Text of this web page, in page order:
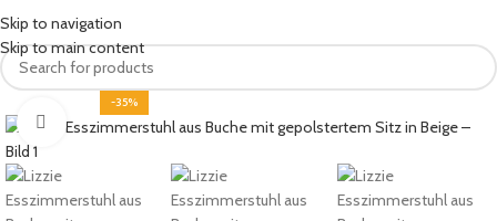
Skip to navigation
Skip to main content
MENU
-35%
Click to enlarge